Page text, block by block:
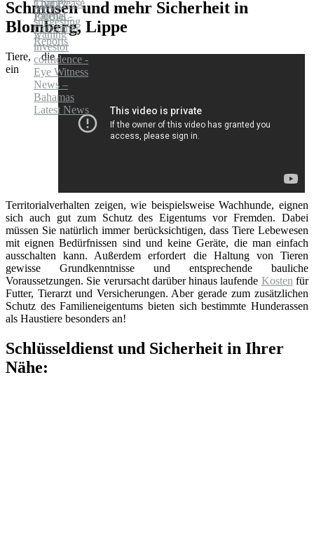
Schmusen und mehr Sicherheit in
Blomberg, Lippe
Tiere, die
ein
Territorialverhalten zeigen, wie beispielsweise Wachhunde, eignen
sich auch gut zum Schutz des Eigentums vor Fremden. Dabei
müssen Sie natürlich immer berücksichtigen, dass Tiere Lebewesen
mit eignen Bedürfnissen sind und keine Geräte, die man einfach
ausschalten kann. Außerdem erfordert die Haltung von Tieren
gewisse Grundkenntnisse und entsprechende bauliche
Voraussetzungen. Sie verursacht darüber hinaus laufende Kosten für
Futter, Tierarzt und Versicherungen. Aber gerade zum zusätzlichen
Schutz des Familieneigentums bieten sich bestimmte Hunderassen
als Haustiere besonders an!
Schlüsseldienst und Sicherheit in Ihrer
Nähe: